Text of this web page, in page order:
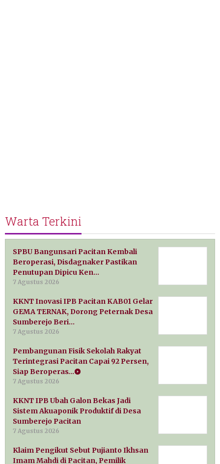
Warta Terkini
SPBU Bangunsari Pacitan Kembali
Beroperasi, Disdagnaker Pastikan
Penutupan Dipicu Ken…
7 Agustus 2026
KKNT Inovasi IPB Pacitan KAB01 Gelar
GEMA TERNAK, Dorong Peternak Desa
Sumberejo Beri…
7 Agustus 2026
Pembangunan Fisik Sekolah Rakyat
Terintegrasi Pacitan Capai 92 Persen,
Siap Beroperas…
7 Agustus 2026
KKNT IPB Ubah Galon Bekas Jadi
Sistem Akuaponik Produktif di Desa
Sumberejo Pacitan
7 Agustus 2026
Klaim Pengikut Sebut Pujianto Ikhsan
Imam Mahdi di Pacitan, Pemilik